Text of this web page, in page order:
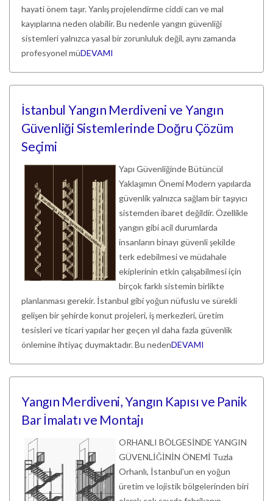
hayati önem taşır. Yanlış projelendirme ciddi can ve mal
kayıplarına neden olabilir. Bu nedenle yangın güvenliği
sistemleri yalnızca yasal bir zorunluluk değil, aynı zamanda
profesyonel müDEVAMI
İstanbul Yangın Merdiveni ve Yangın
Güvenliği Sistemlerinde Doğru Çözüm
Seçimi
Yapı Güvenliğinde Bütüncül
Yaklaşımın Önemi Modern yapılarda
güvenlik yalnızca sağlam bir taşıyıcı
sistemden ibaret değildir. Özellikle
yangın gibi acil durumlarda
insanların binayı güvenli şekilde
terk edebilmesi ve müdahale
ekiplerinin etkin çalışabilmesi için
birçok farklı sistemin birlikte
planlanması gerekir. İstanbul gibi yoğun nüfuslu ve sürekli
gelişen bir şehirde konut projeleri, iş merkezleri, üretim
tesisleri ve ticari yapılar her geçen yıl daha fazla güvenlik
önlemine ihtiyaç duymaktadır. Bu nedenDEVAMI
Yangın Merdiveni, Yangın Kapısı ve Panik
Bar İmalatı ve Montajı
ORHANLI BÖLGESİNDE YANGIN
GÜVENLİĞİNİN ÖNEMİ Tuzla
Orhanlı, İstanbul’un en yoğun
üretim ve lojistik bölgelerinden biri